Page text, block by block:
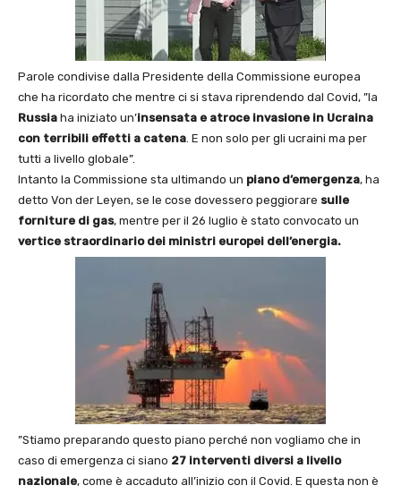
Parole condivise dalla Presidente della Commissione europea
che ha ricordato che mentre ci si stava riprendendo dal Covid, ”la
Russia ha iniziato un’insensata e atroce invasione in Ucraina
con terribili effetti a catena. E non solo per gli ucraini ma per
tutti a livello globale”.
Intanto la Commissione sta ultimando un piano d’emergenza, ha
detto Von der Leyen, se le cose dovessero peggiorare sulle
forniture di gas, mentre per il 26 luglio è stato convocato un
vertice straordinario dei ministri europei dell’energia.
”Stiamo preparando questo piano perché non vogliamo che in
caso di emergenza ci siano 27 interventi diversi a livello
nazionale, come è accaduto all’inizio con il Covid. E questa non è